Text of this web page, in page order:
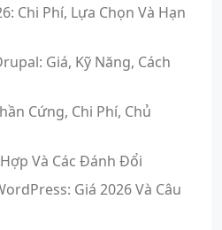
Chi Phí, Lựa Chọn Và Hạn
Giá, Kỹ Năng, Cách
Cứng, Chi Phí, Chủ
Và Các Đánh Đổi
Giá 2026 Và Câu